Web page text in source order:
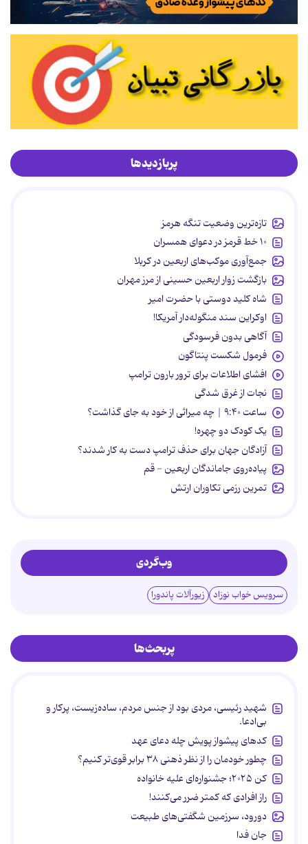
پربازدیدها
تازه‌ترین وضعیت تنگه هرمز
۱۰ خط قرمز در دعوای همسران
جمع‌آوری موکب‌های اربعین در کربلا
بازگشت زوار اربعین حسینی از مرز مهران
شاه کلید دوستی با حضرت امیر
اوکراین سند منگوله‌دار آمریکا!
آگاهی بدون فرسودگی
فرمول شکست پنتاگون
افشای اطلاعات برای ترور بارون ترامپ
نجات از غرق شدگی
ساعت ۹:۴۰ | چه میراثی از خود به جای گذاشت؟
یک کودک دو چهره!
آزادگان جهان برای حذف ترامپ دست به کار شدند؟
پیاده‌روی جاماندگان اربعین - قم
تمرین رزمی تکاوران ارتش
وب‌گردی
سرویس خواب نوزاد زیورآلات پاندورا
پربحث‌ها
شهید رئیسی، مردی بود از جنس مردم، ساده‌زیست، پرکار و
بی‌ادعا.
کدهای پیشواز پویش چله دعای عهد
چطور خودمان را از نظر ذهنی ۳۸ برابر قوی‌تر کنیم؟
کن ۲۰۲۵؛ جشنواره‌ای علیه خانواده
راز افرادی که کمتر ضرر می‌کنند!
دورود، سرزمین شگفتی‌های طبیعت
جان فدا